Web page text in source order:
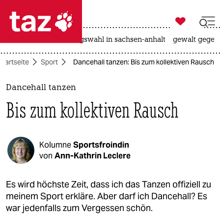
 taz zahl ich
taz zahl ich
themen
politik
öko
gesellschaft
kultur
sport

taz zahl ich
landtagswahl in sachsen-anhalt gewalt
Sport Dancehall tanzen: Bis zum kollektiven Rausch
Dancehall tanzen
Bis zum kollektiven Rausch
KolumneSportsfroindin
von Ann-Kathrin Leclere
Es wird höchste Zeit, dass ich das Tanzen offiziell zu
meinem Sport erkläre. Aber darf ich Dancehall? Es
war jedenfalls zum Vergessen schön.